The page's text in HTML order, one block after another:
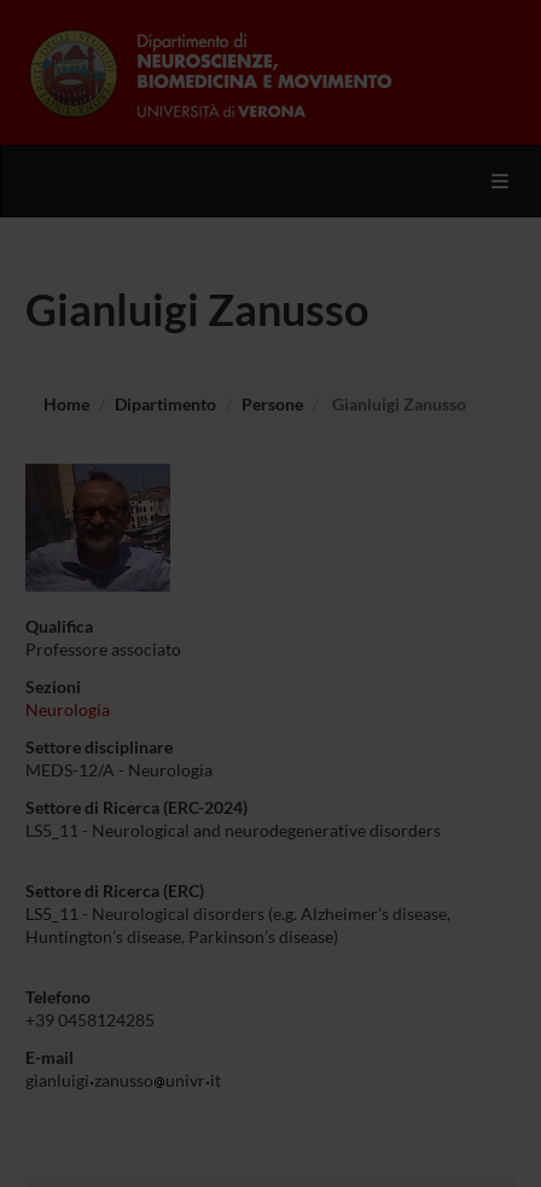
Gianluigi Zanusso
Home Dipartimento Persone Gianluigi Zanusso
Qualifica
Professore associato
Sezioni
Neurologia
Settore disciplinare
MEDS-12/A - Neurologia
Settore di Ricerca (ERC-2024)
LS5_11 - Neurological and neurodegenerative disorders
Settore di Ricerca (ERC)
LS5_11 - Neurological disorders (e.g. Alzheimer’s disease,
Huntington’s disease, Parkinson’s disease)
Telefono
+39 0458124285
E-mail
gianluigi zanusso univr it